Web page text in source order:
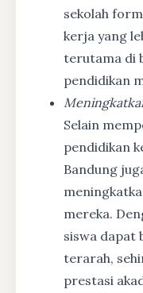
sekolah
kerja yang
terutama di
pendidikan
Selain
pendidikan
Bandung
mereka.
siswa dapat
terarah,
prestasi